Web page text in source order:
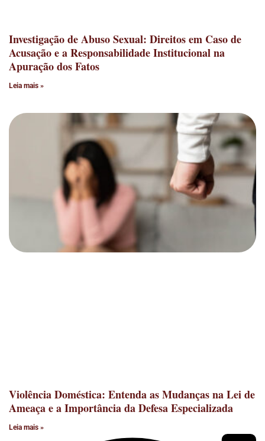
Investigação de Abuso Sexual: Direitos em Caso de
Acusação e a Responsabilidade Institucional na
Apuração dos Fatos
Leia mais »
Violência Doméstica: Entenda as Mudanças na Lei de
Ameaça e a Importância da Defesa Especializada
Leia mais »